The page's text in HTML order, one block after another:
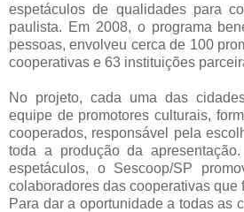
espetáculos de qualidades para
paulista. Em 2008, o programa
pessoas, envolveu cerca de 100
cooperativas e 63 instituições
No projeto, cada uma das
equipe de promotores culturais,
cooperados, responsável pela
toda a produção da
espetáculos, o Sescoop/SP
colaboradores das cooperativas que
Para dar a oportunidade a todas as